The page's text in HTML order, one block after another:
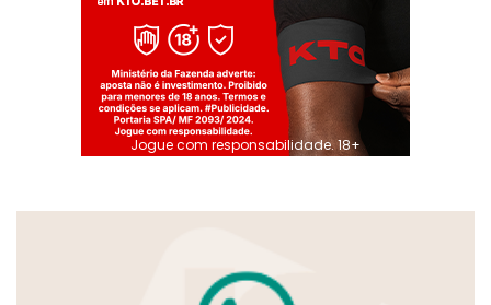
Jogue com responsabilidade. 18+